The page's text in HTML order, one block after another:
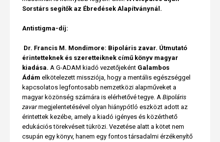
Sorstárs segítők az Ébredések Alapítványnál.
Antistigma-díj:
Dr. Francis M. Mondimore: Bipoláris zavar. Útmutató
érintetteknek és szeretteiknek című könyv magyar
kiadása.A G-ADAM kiadó vezetőjeként Galambos
Ádám elkötelezett missziója, hogy a mentális egészséggel
kapcsolatos legfontosabb nemzetközi alapműveket a
magyar közönség számára is elérhetővé tegye. ABipoláris
zavarmegjelentetésével olyan hiánypótló eszközt adott az
érintettek kezébe, amely a kiadó igényes és közérthető
edukációs törekvéseit tükrözi. Vezetése alatt a kötet nem
csupán egy könyv, hanem egy fontos társadalmi érzékenyítő